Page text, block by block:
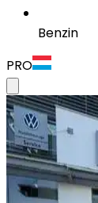
Benzin
PRO